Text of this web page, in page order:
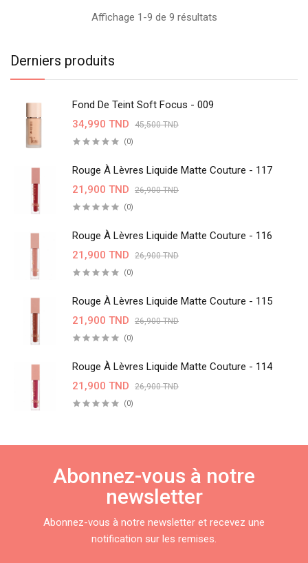
Derniers produits
Fond De Teint Soft Focus - 009
34,990 TND
45,500 TND
(0)
Rouge À Lèvres Liquide Matte Couture - 117
21,900 TND
26,900 TND
(0)
Rouge À Lèvres Liquide Matte Couture - 116
21,900 TND
26,900 TND
(0)
Rouge À Lèvres Liquide Matte Couture - 115
21,900 TND
26,900 TND
(0)
Rouge À Lèvres Liquide Matte Couture - 114
21,900 TND
26,900 TND
(0)
Affichage 1-9 de 9 résultats
Abonnez-vous à notre
newsletter
Abonnez-vous à notre newsletter et recevez une
notification sur les remises.